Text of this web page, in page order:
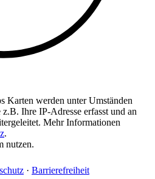
Karten werden unter Umständen
Ihre IP-Adresse erfasst und an
Mehr Informationen
.
nutzen.
· Barrierefreiheit